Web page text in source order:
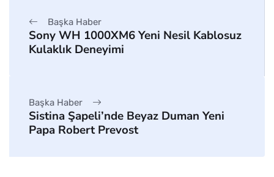
Başka Haber
Sony WH 1000XM6 Yeni Nesil Kablosuz
Kulaklık Deneyimi
Başka Haber
Sistina Şapeli’nde Beyaz Duman Yeni
Papa Robert Prevost